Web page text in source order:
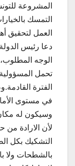
المشروعة
التمسك
العمل لتحقيق
دعا رئيس
الوجه
تحمل
الفترة
في مستوى
وسيكون له
لأن الارادة من
التشكيك بكل
بالشطحات ولا